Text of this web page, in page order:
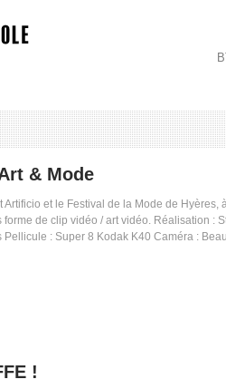
& Mode
Artificio et le Festival de la Mode de
forme de clip vidéo / art vidéo. Réalisation :
Pellicule : Super 8 Kodak K40 Caméra :
!